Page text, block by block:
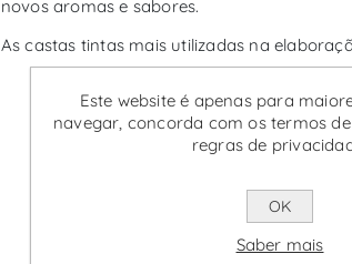
novos aromas e sabores.
As castas tintas mais utilizadas na
Touriga Nacional
Cabernet Sauvignon
Este website é apenas para
navegar, concorda com os termos
regras de
OK
Saber mais